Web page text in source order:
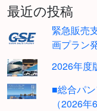
最近の投稿
緊急販売
画プラン
2026年度
■総合パ
（2026